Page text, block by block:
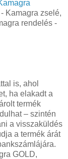
Kamagra zselé,
rendelés -
is, ahol
ha elakadt a
termék
– szintén
a visszaküldés
a termék árát
GOLD,